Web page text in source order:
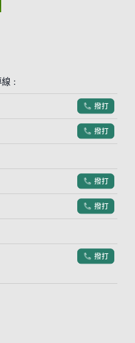
：
電話符號
撥打
電話符號
撥打
電話符號
撥打
電話符號
撥打
電話符號
撥打
號
結符號
符號